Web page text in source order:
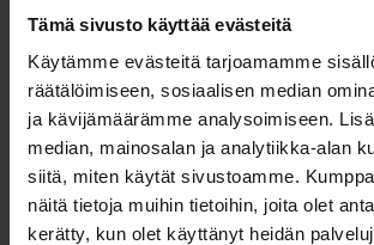
Tämä sivusto käyttää evästeitä
Käytämme evästeitä tarjoamamme
räätälöimiseen, sosiaalisen median
ja kävijämäärämme analysoimiseen.
median, mainosalan ja analytiikka-alan
siitä, miten käytät sivustoamme.
näitä tietoja muihin tietoihin, joita olet
kerätty, kun olet käyttänyt heidän
forumissa 3. kesäkuuta
Digipolis oy on mukana
Lapland Mining Hub
kiertotalousekosysteemin
kehittämishankkeessa.